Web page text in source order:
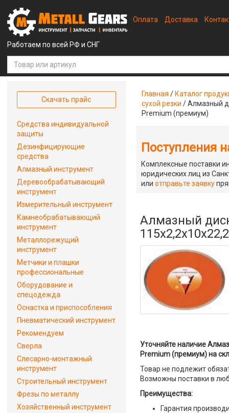
Работаем по всей РФ и СНГ
Оплата Доставка
Главная / Каталог
сухой резки /Алмазный
Premium (премиум)
Поступления
Комплексные поставки
юридических лиц из
илиотправьте заявку
Алмазный
Уточняйте наличие
Premium (премиум) на
Товар не подлежит
Возможны поставки в
Преимущества:
Гарантия
Скачать прайс
Средства индивидуальной
защиты
Дезинфицирующие
средства
Алмазный инструмент
Деревообрабатывающий
инструмент
Измерительный инструмент
Камнеобрабатывающий
инструмент
Металлорежущий
инструмент
Метчики и плашки
профессиональные
Оборудование и
спецодежда
Оснастка и приспособления
Пневматический инструмент
Рекомендуем
Сверла
Слесарно-монтажный
инструмент
Строительный инструмент
Фрезы по металлу
Хозяйственный инструмент